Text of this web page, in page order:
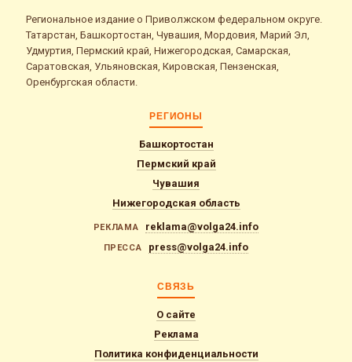
Региональное издание о Приволжском федеральном округе.
Татарстан, Башкортостан, Чувашия, Мордовия, Марий Эл,
Удмуртия, Пермский край, Нижегородская, Самарская,
Саратовская, Ульяновская, Кировская, Пензенская,
Оренбургская области.
РЕГИОНЫ
Башкортостан
Пермский край
Чувашия
Нижегородская область
РЕКЛАМА reklama@volga24.info
ПРЕССА press@volga24.info
СВЯЗЬ
О сайте
Реклама
Политика конфиденциальности